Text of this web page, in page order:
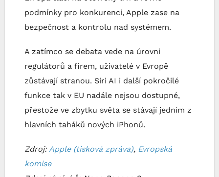
podmínky pro konkurenci, Apple zase na
bezpečnost a kontrolu nad systémem.
A zatímco se debata vede na úrovni
regulátorů a firem, uživatelé v Evropě
zůstávají stranou. Siri AI i další pokročilé
funkce tak v EU nadále nejsou dostupné,
přestože ve zbytku světa se stávají jedním z
hlavních taháků nových iPhonů.
Zdroj: Apple (tisková zpráva), Evropská
komise